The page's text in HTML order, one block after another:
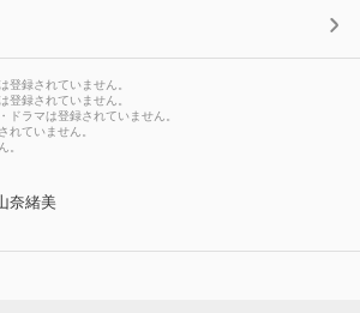
登録されていません。
登録されていません。
ドラマは登録されていません。
れていません。
。
奈緒美